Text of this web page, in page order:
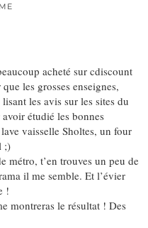
acheté sur cdiscount
les grosses enseignes,
les avis sur les sites du
étudié les bonnes
vaisselle Sholtes, un four
;)
métro, t’en trouves un peu de
il me semble. Et l’évier
!
montreras le résultat ! Des